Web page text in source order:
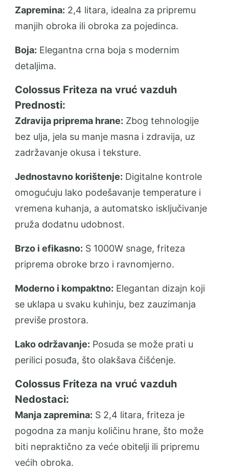
Zapremina: 2,4 litara, idealna za pripremu
manjih obroka ili obroka za pojedinca.
Boja: Elegantna crna boja s modernim
detaljima.
Colossus Friteza na vruć vazduh
Prednosti:
Zdravija priprema hrane: Zbog tehnologije
bez ulja, jela su manje masna i zdravija, uz
zadržavanje okusa i teksture.
Jednostavno korištenje: Digitalne kontrole
omogućuju lako podešavanje temperature i
vremena kuhanja, a automatsko isključivanje
pruža dodatnu udobnost.
Brzo i efikasno: S 1000W snage, friteza
priprema obroke brzo i ravnomjerno.
Moderno i kompaktno: Elegantan dizajn koji
se uklapa u svaku kuhinju, bez zauzimanja
previše prostora.
Lako održavanje: Posuda se može prati u
perilici posuđa, što olakšava čišćenje.
Colossus Friteza na vruć vazduh
Nedostaci:
Manja zapremina: S 2,4 litara, friteza je
pogodna za manju količinu hrane, što može
biti nepraktično za veće obitelji ili pripremu
većih obroka.